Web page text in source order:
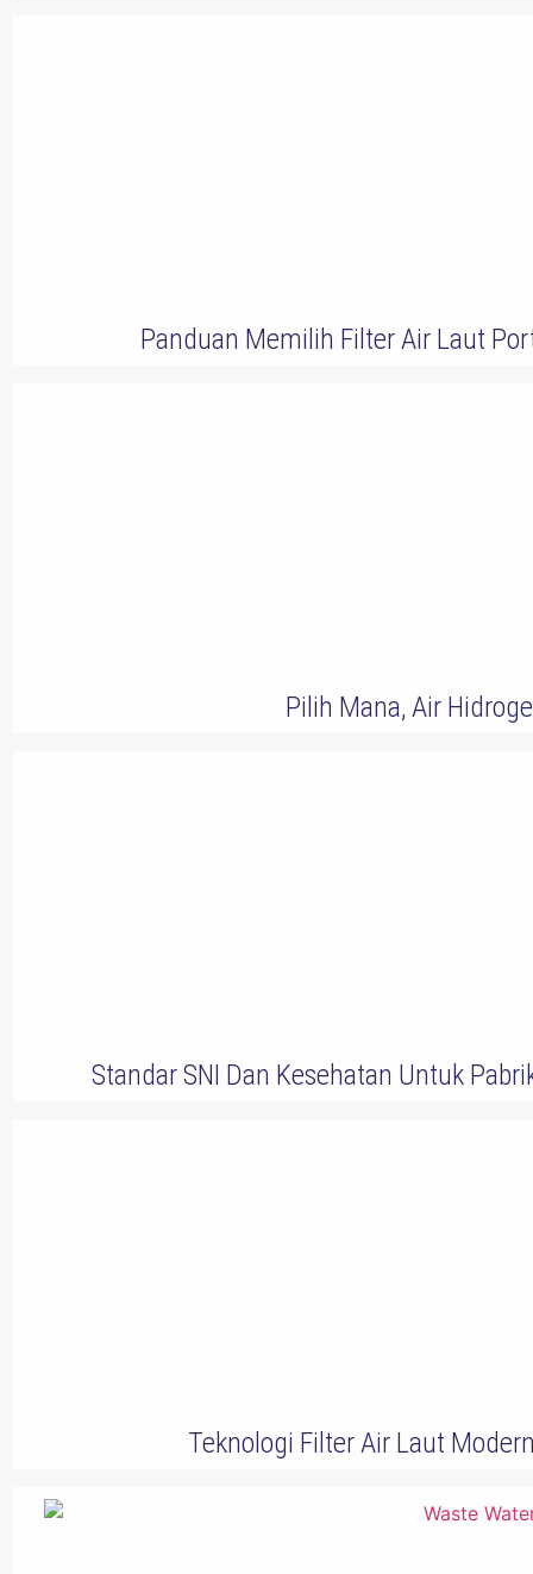
Panduan Memilih Filter Air Laut
Pilih Mana, Air
Standar SNI Dan Kesehatan Untuk
Teknologi Filter Air Laut